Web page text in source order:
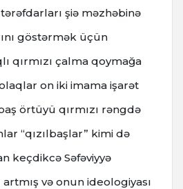
şiə məzhəbinə
göstərmək üçün
qırmızı çalma qoymağa
on iki imama işarət
örtüyü qırmızı rəngdə
“qızılbaşlar” kimi də
keçdikcə Səfəviyyə
və onun ideologiyası